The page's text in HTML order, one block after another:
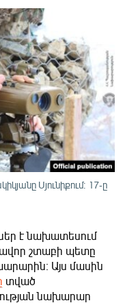
Սյունիքում։ 17-ը
է նախատեսում
շտաբի պետը
Այս մասին
տված
նախարար